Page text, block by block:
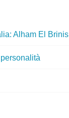
Alham El Brinis